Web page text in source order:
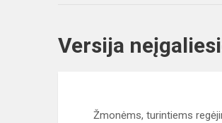
Versija
Žmonėms, turintiems